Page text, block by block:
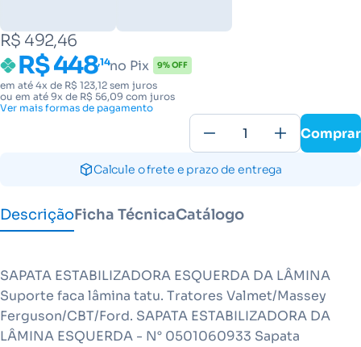
R$ 492,46
R$ 448,14no Pix 9% OFF
em até 4x de R$ 123,12 sem juros
ou em até 9x de R$ 56,09 com juros
Ver mais formas de pagamento
Comprar
Calcule o frete e prazo de entrega
DescriçãoFicha TécnicaCatálogo
SAPATA ESTABILIZADORA ESQUERDA DA LÂMINA
Suporte faca lâmina tatu. Tratores Valmet/Massey
Ferguson/CBT/Ford. SAPATA ESTABILIZADORA DA
LÂMINA ESQUERDA - N° 0501060933 Sapata